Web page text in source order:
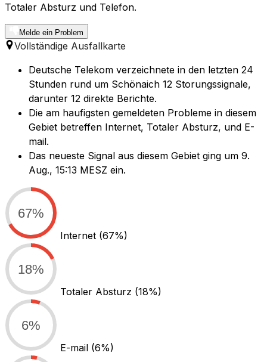
Totaler Absturz und Telefon.
Melde ein Problem
Vollständige Ausfallkarte
Deutsche Telekom verzeichnete in den letzten 24
Stunden rund um Schönaich 12 Storungssignale,
darunter 12 direkte Berichte.
Die am haufigsten gemeldeten Probleme in diesem
Gebiet betreffen Internet, Totaler Absturz, und E-
mail.
Das neueste Signal aus diesem Gebiet ging um 9.
Aug., 15:13 MESZ ein.
67%
Internet (67%)
18%
Totaler Absturz (18%)
6%
E-mail (6%)